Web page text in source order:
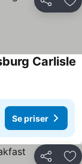
Dela
Carlisle
Se priser
Dela